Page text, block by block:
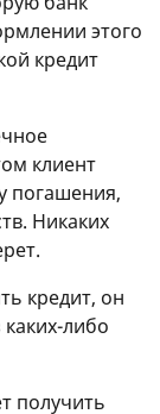
этого
кредит
клиент
погашения,
Никаких
кредит, он
либо
получить